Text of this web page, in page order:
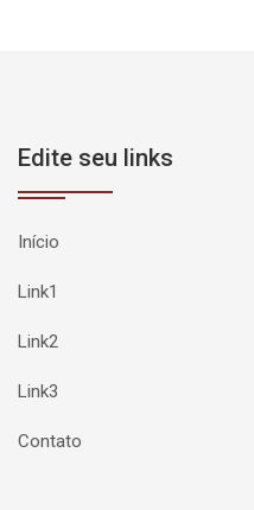
Edite seu links
Início
Link1
Link2
Link3
Contato